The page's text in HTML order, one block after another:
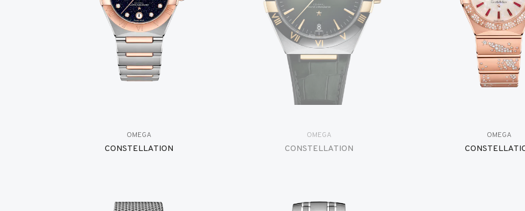
OMEGA
CONSTELLATION
OMEGA
CONSTELLATION
OMEGA